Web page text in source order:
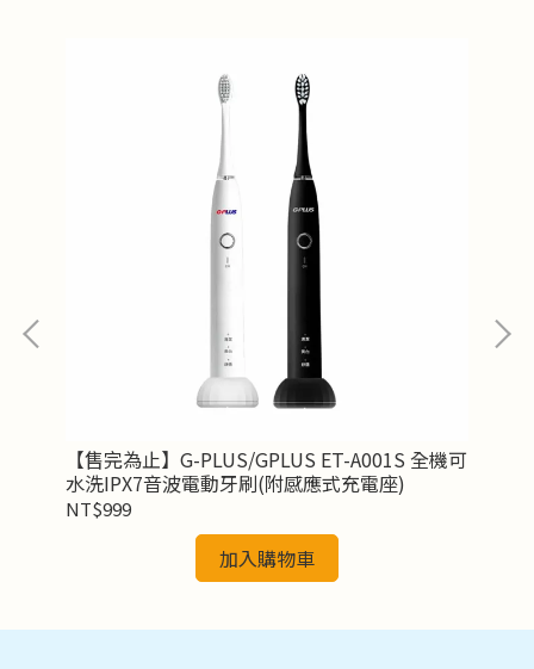
【售完為止】G-PLUS/GPLUS ET-A001S 全機可
水洗IPX7音波電動牙刷(附感應式充電座)
NT$999
加入購物車